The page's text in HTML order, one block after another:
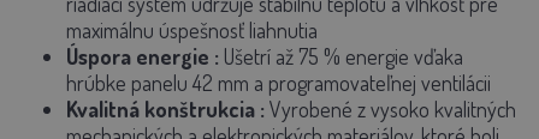
maximálnu úspešnosť liahnutia
Úspora energie : Ušetrí až 75 % energie vďaka
hrúbke panelu 42 mm a programovateľnej ventilácii
Kvalitná konštrukcia : Vyrobené z vysoko kvalitných